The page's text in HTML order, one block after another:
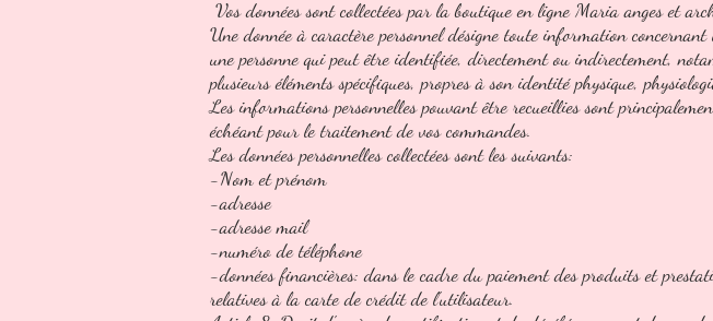
Vos données sont collectées par la boutique en ligne Maria anges et
Une donnée à caractère personnel désigne toute information
une personne qui peut être identifiée, directement ou indirectement,
plusieurs éléments spécifiques, propres à son identité physique,
Les informations personnelles pouvant être recueillies sont
échéant pour le traitement de vos commandes.
Les données personnelles collectées sont les suivants:
-Nom et prénom
-adresse
-adresse mail
-numéro de téléphone
-données financières: dans le cadre du paiement des produits et
relatives à la carte de crédit de l'utilisateur.